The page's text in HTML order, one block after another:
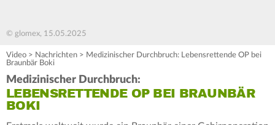
© glomex, 15.05.2025
Video > Nachrichten > Medizinischer Durchbruch: Lebensrettende OP bei
Braunbär Boki
Medizinischer Durchbruch:
LEBENSRETTENDE OP BEI BRAUNBÄR
BOKI